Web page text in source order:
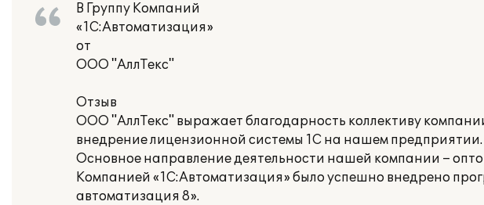
В Группу Компаний
«1С:Автоматизация»
от
ООО "АллТекс"
Отзыв
ООО "АллТекс" выражает благодарность коллективу
внедрение лицензионной системы 1С на нашем предприятии.
Основное направление деятельности нашей компании –
Компанией «1С:Автоматизация» было успешно внедрено
автоматизация 8».